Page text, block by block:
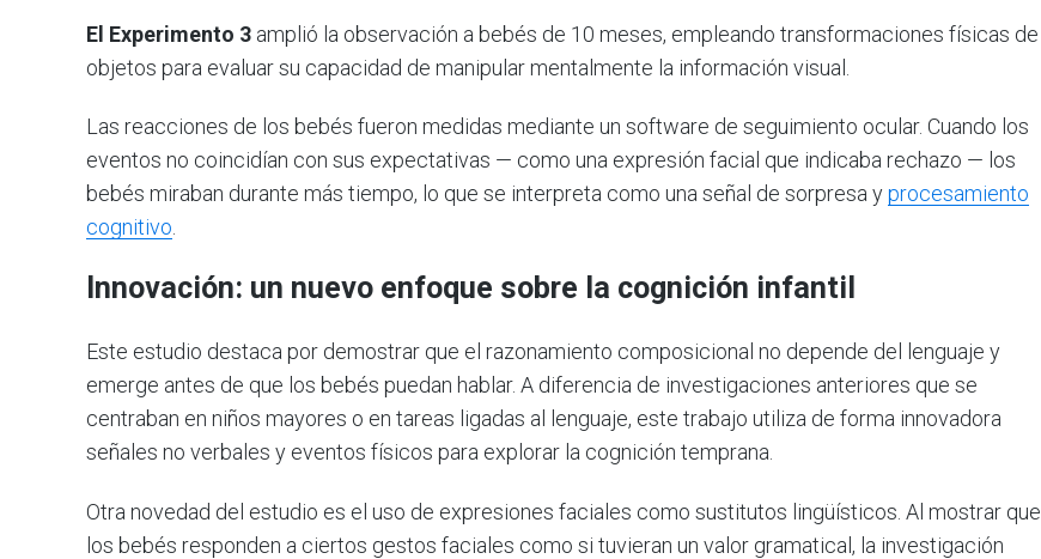
El Experimento 3 amplió la observación a bebés de 10 meses, empleando transformaciones físicas de
objetos para evaluar su capacidad de manipular mentalmente la información visual.
Las reacciones de los bebés fueron medidas mediante un software de seguimiento ocular. Cuando los
eventos no coincidían con sus expectativas — como una expresión facial que indicaba rechazo — los
bebés miraban durante más tiempo, lo que se interpreta como una señal de sorpresa yprocesamiento
cognitivo.
Innovación: un nuevo enfoque sobre la cognición infantil
Este estudio destaca por demostrar que el razonamiento composicional no depende del lenguaje y
emerge antes de que los bebés puedan hablar. A diferencia de investigaciones anteriores que se
centraban en niños mayores o en tareas ligadas al lenguaje, este trabajo utiliza de forma innovadora
señales no verbales y eventos físicos para explorar la cognición temprana.
Otra novedad del estudio es el uso de expresiones faciales como sustitutos lingüísticos. Al mostrar que
los bebés responden a ciertos gestos faciales como si tuvieran un valor gramatical, la investigación